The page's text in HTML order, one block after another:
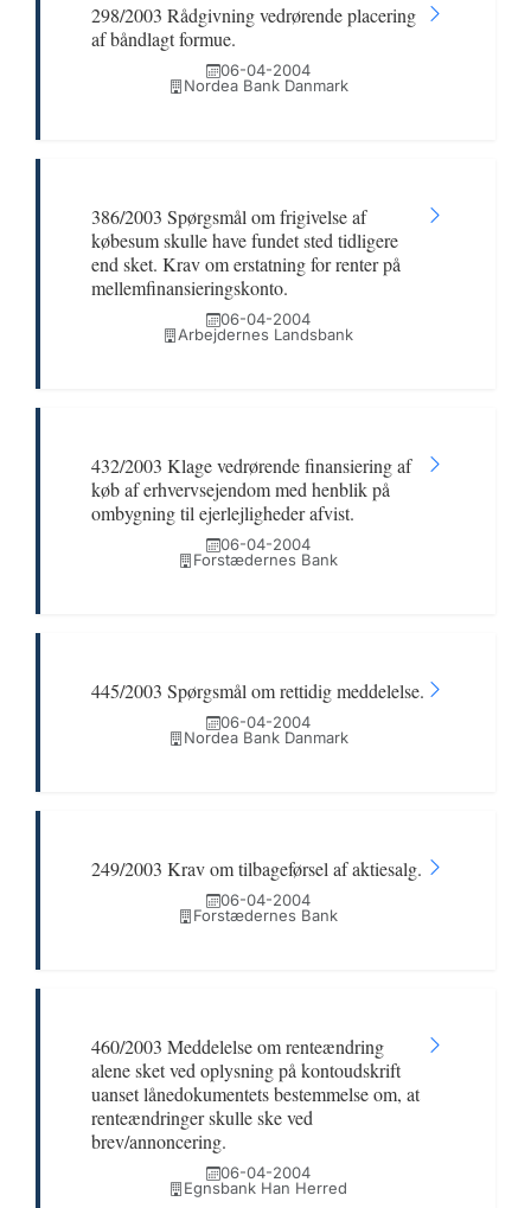
298/2003 Rådgivning vedrørende placering
af båndlagt formue.
06-04-2004
Nordea Bank Danmark
386/2003 Spørgsmål om frigivelse af
købesum skulle have fundet sted tidligere
end sket. Krav om erstatning for renter på
mellemfinansieringskonto.
06-04-2004
Arbejdernes Landsbank
432/2003 Klage vedrørende finansiering af
køb af erhvervsejendom med henblik på
ombygning til ejerlejligheder afvist.
06-04-2004
Forstædernes Bank
445/2003 Spørgsmål om rettidig meddelelse.
06-04-2004
Nordea Bank Danmark
249/2003 Krav om tilbageførsel af aktiesalg.
06-04-2004
Forstædernes Bank
460/2003 Meddelelse om renteændring
alene sket ved oplysning på kontoudskrift
uanset lånedokumentets bestemmelse om, at
renteændringer skulle ske ved
brev/annoncering.
06-04-2004
Egnsbank Han Herred